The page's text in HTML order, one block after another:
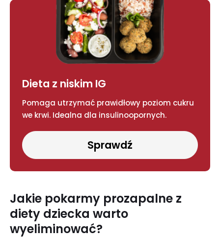
Dieta z niskim IG
Pomaga utrzymać prawidłowy poziom cukru
we krwi. Idealna dla insulinoopornych.
Sprawdź
Jakie pokarmy prozapalne z
diety dziecka warto
wyeliminować?